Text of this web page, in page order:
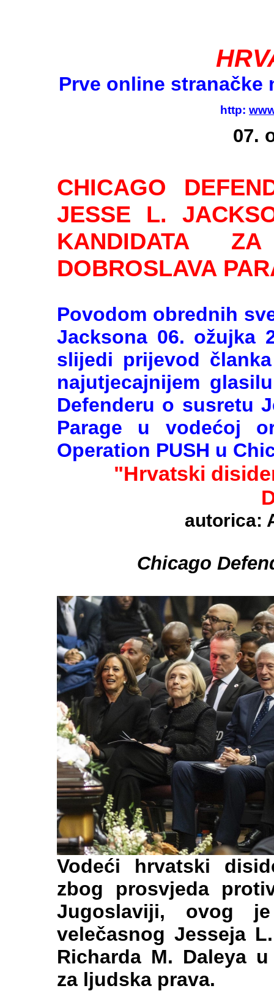
Prve online
http:
07.
CHICAGO
JESSE L.
KANDIDATA
DOBROSLAVA
Povodom obrednih
Jacksona 06. ožujka
slijedi prijevod
najutjecajnijem
Defenderu o susretu
Parage u vodećoj
Operation PUSH u
"Hrvatski disident
autorica:
Chicago
Vodeći hrvatski
zbog prosvjeda
Jugoslaviji, ovog
velečasnog Jesseja
Richarda M. Daleya
za ljudska prava.